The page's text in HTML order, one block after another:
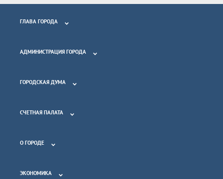
ГЛАВА ГОРОДА
АДМИНИСТРАЦИЯ ГОРОДА
ГОРОДСКАЯ ДУМА
СЧЕТНАЯ ПАЛАТА
О ГОРОДЕ
ЭКОНОМИКА